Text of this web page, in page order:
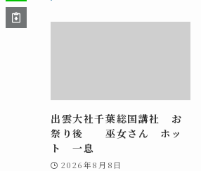
出雲大社千葉総国講社 お
祭り後 巫女さん ホッ
ト 一息
2026年8月8日